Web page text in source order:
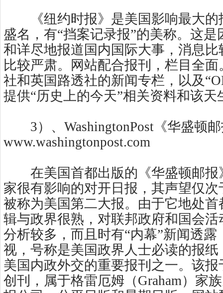
《纽约时报》是美国影响最大的
盛名，有“挡案记录报”的美称。这
和详尽地报道国内国际大事，消息
比较严肃。网站配合报刊，栏目全
社和英国路透社的新闻专栏，以及
提供“历史上的今天”相关资料和该
3）、WashingtonPost《华盛顿邮
www.washingtonpost.com
在美国首都出版的《华盛顿邮报
家很有影响的对开日报，其声望仅
被称为美国第二大报。由于它地处
辑与政界很熟，对联邦政府和国会
分析较多，而且时有“内幕”新闻透
视，号称是美国政界人士必读的报
美国内政外交的重要报刊之一。该报
创刊，属于格雷厄姆（Graham）家